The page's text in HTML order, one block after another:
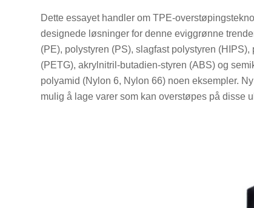
Dette essayet handler om TPE-
designede løsninger for denne eviggrønne
(PE), polystyren (PS), slagfast polystyren
(PETG), akrylnitril-butadien-styren (ABS) og
polyamid (Nylon 6, Nylon 66) noen eksempler.
mulig å lage varer som kan overstøpes på disse